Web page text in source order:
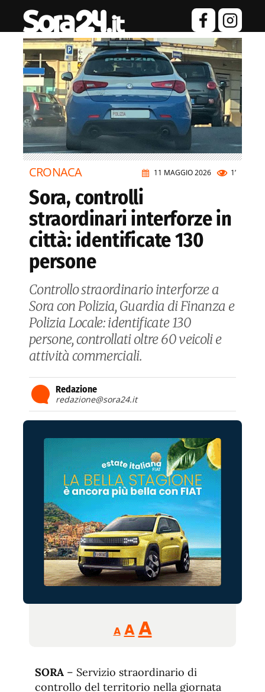
11 MAGGIO 2026 1’
CRONACA
Sora, controlli
straordinari interforze in
città: identificate 130
persone
Controllo straordinario interforze a
Sora con Polizia, Guardia di Finanza e
Polizia Locale: identificate 130
persone, controllati oltre 60 veicoli e
attività commerciali.
Redazione
redazione@sora24.it
A
Reducir
tamaño
A Restablecer
tamaño
de
fuente
AAumentar
de
SORA – Servizio straordinario di
controllo del territorio nella giornata